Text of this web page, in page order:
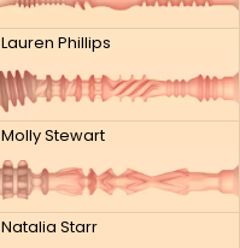
Lauren Phillips
Molly Stewart
Natalia Starr